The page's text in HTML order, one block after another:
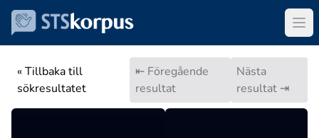
« Tillbaka till
sökresultatet
⇤ Föregående
resultat
Nästa
resultat ⇥